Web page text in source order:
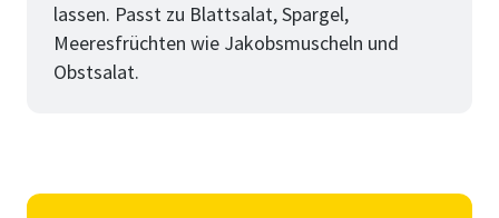
lassen. Passt zu Blattsalat, Spargel,
Meeresfrüchten wie Jakobsmuscheln und
Obstsalat.